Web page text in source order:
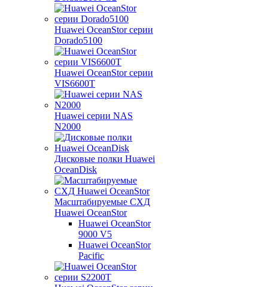
Huawei OceanStor серии
Dorado5100
Huawei OceanStor серии
VIS6600T
Huawei серии NAS
N2000
Дисковые полки Huawei
OceanDisk
Масштабируемые СХД
Huawei OceanStor
Huawei OceanStor
9000 V5
Huawei OceanStor
Pacific